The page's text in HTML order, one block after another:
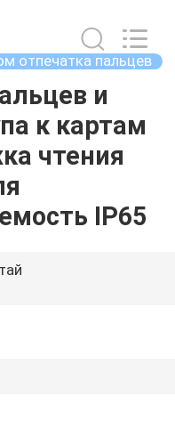
отпечатка пальцев
и
к картам
чтения
IP65